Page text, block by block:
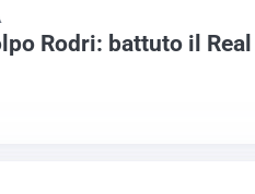
Rodri: battuto il